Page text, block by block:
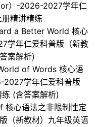
）-2026-2027学年仁
精讲精练
a Better World 核心
学年仁爱科普版（新教
案解析)
of Words 核心语
2027学年仁爱科普版
练 (含答案解析)
核心语法之非限制性定
（新教材）九年级英语